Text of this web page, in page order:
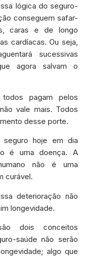
lógica do seguro-
conseguem safar-
caras e de longo
cardíacas. Ou seja,
sucessivas
agora salvam o
pagam pelos
vale mais. Todos
desse porte.
hoje em dia
é uma doença. A
não é uma
curável.
deterioração não
longevidade.
dois conceitos
saúde não serão
algo que